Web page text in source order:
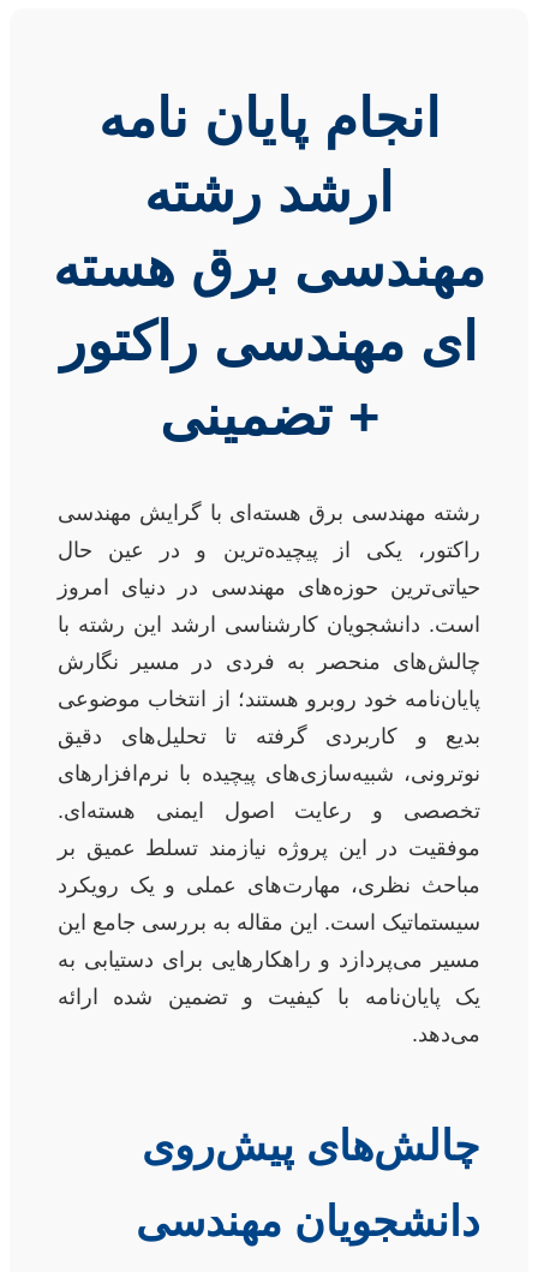
انجام پایان نامه
ارشد رشته
مهندسی برق هسته
ای مهندسی راکتور
+ تضمینی
رشته مهندسی برق هسته‌ای با گرایش مهندسی
راکتور، یکی از پیچیده‌ترین و در عین حال
حیاتی‌ترین حوزه‌های مهندسی در دنیای امروز
است. دانشجویان کارشناسی ارشد این رشته با
چالش‌های منحصر به فردی در مسیر نگارش
پایان‌نامه خود روبرو هستند؛ از انتخاب موضوعی
بدیع و کاربردی گرفته تا تحلیل‌های دقیق
نوترونی، شبیه‌سازی‌های پیچیده با نرم‌افزارهای
تخصصی و رعایت اصول ایمنی هسته‌ای.
موفقیت در این پروژه نیازمند تسلط عمیق بر
مباحث نظری، مهارت‌های عملی و یک رویکرد
سیستماتیک است. این مقاله به بررسی جامع این
مسیر می‌پردازد و راهکارهایی برای دستیابی به
یک پایان‌نامه با کیفیت و تضمین شده ارائه
می‌دهد.
چالش‌های پیش‌روی
دانشجویان مهندسی